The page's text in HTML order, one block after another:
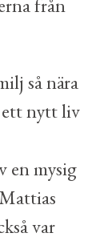
så nära
ett nytt liv
en mysig
var